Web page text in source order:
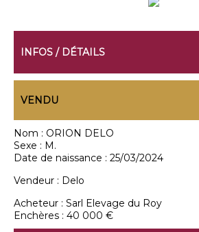
INFOS / DÉTAILS
VENDU
Nom : ORION DELO
Sexe : M.
Date de naissance : 25/03/2024
Vendeur : Delo
Acheteur : Sarl Elevage du Roy
Enchères : 40 000 €